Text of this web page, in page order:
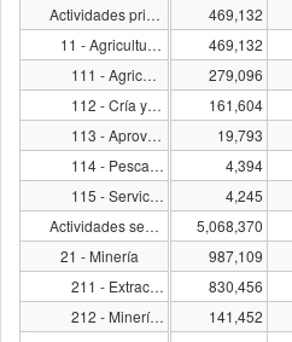
Actividades primarias
11 - Agricultura, cría y explotación de animales, aprovechamiento forestal, pesca y caza
111 - Agricultura
112 - Cría y explotación de animales
113 - Aprovechamiento forestal
114 - Pesca, caza y captura
115 - Servicios relacionados con las actividades agropecuarias y forestales
Actividades secundarias
21 - Minería
211 - Extracción de petróleo y gas
212 - Minería de minerales metálicos y no metálicos, excepto petróleo y gas
469,132
469,132
279,096
161,604
19,793
4,394
4,245
5,068,370
987,109
830,456
141,452